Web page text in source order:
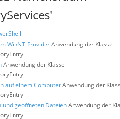
WinNT-ProviderAnwendung der Klasse
Anwendung der Klasse
auf einem ComputerAnwendung der
und geöffneten DateienAnwendung der